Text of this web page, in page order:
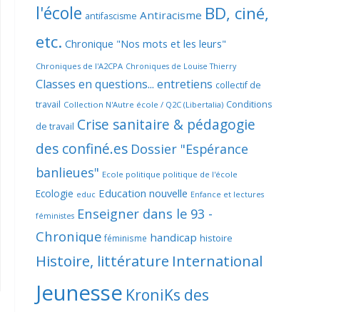
l'école antifascisme Antiracisme BD, ciné,
etc. Chronique "Nos mots et les leurs"
Chroniques de l'A2CPA Chroniques de Louise Thierry
Classes en questions... entretiens collectif de
travail Collection N'Autre école / Q2C (Libertalia) Conditions
de travail Crise sanitaire & pédagogie
des confiné.es Dossier "Espérance
banlieues" Ecole politique politique de l'école
Ecologie educ Education nouvelle Enfance et lectures
féministes Enseigner dans le 93 -
Chronique féminisme handicap histoire
Histoire, littérature International
Jeunesse KroniKs des